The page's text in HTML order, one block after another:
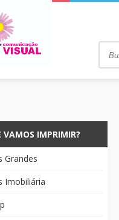
VAMOS IMPRIMIR?
Grandes
Imobiliária